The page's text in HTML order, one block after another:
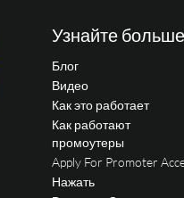
Узнайте больше
Блог
Видео
Как это работает
Как работают
промоутеры
Apply For Promoter
Нажать